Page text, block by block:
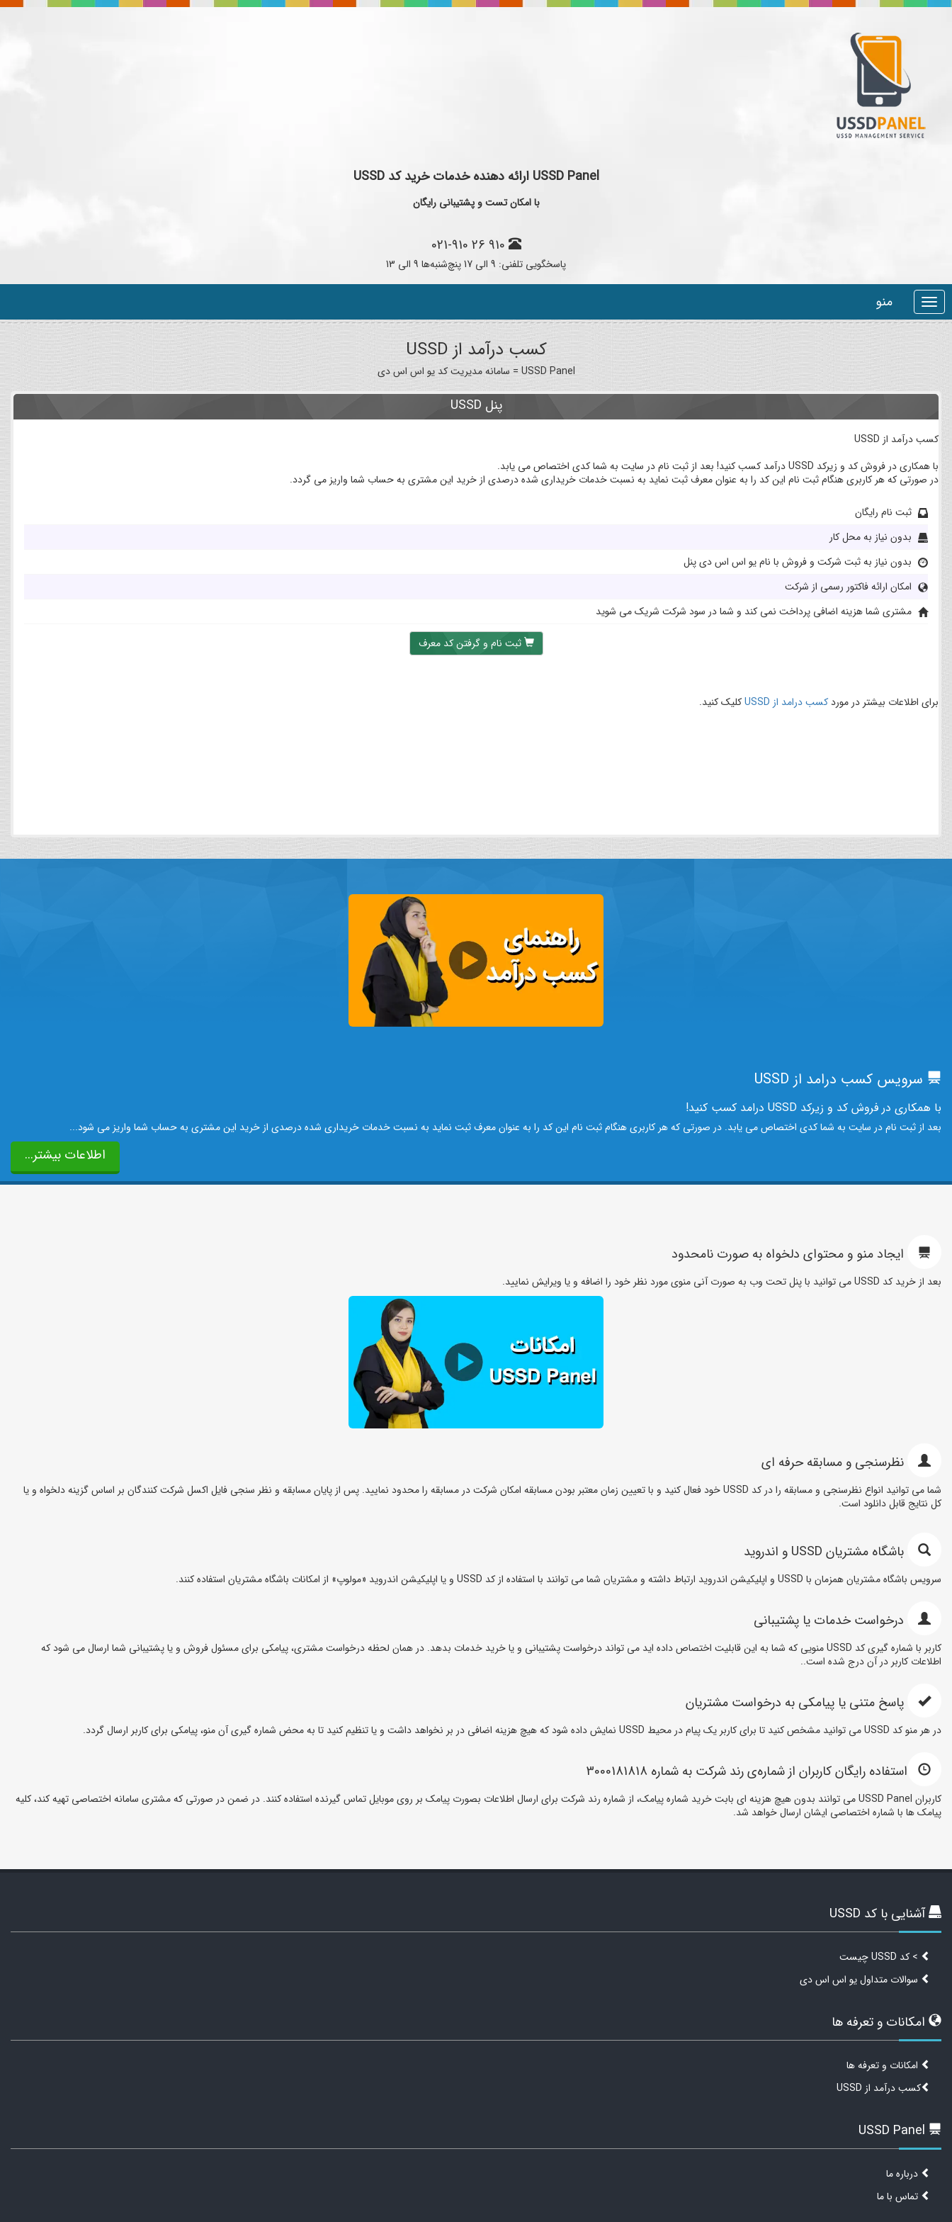
USSD Panel ارائه دهنده خدمات خريد کد USSD
با امکان تست و پشتيباني رايگان
پاسخگویی تلفنی: 9 الی 17 پنچ‌شنبه‌ها 9 الی 13
Toggle
navigation
منو
کسب درآمد از USSD
USSD Panel = سامانه مدیریت کد یو اس اس دی
پنل USSD
کسب درآمد از USSD
با همکاری در فروش کد و زیرکد USSD درآمد کسب کنید! بعد از ثبت نام در سایت به شما کدی اختصاص می یابد.
در صورتی که هر کاربری هنگام ثبت نام این کد را به عنوان معرف ثبت نماید به نسبت خدمات خریداری شده درصدی از خرید این مشتری به حساب شما واریز می گردد.
ثبت نام رایگان
بدون نیاز به محل کار
بدون نیاز به ثبت شرکت و فروش با نام یو اس اس دی پنل
امکان ارائه فاکتور رسمی از شرکت
مشتری شما هزینه اضافی پرداخت نمی کند و شما در سود شرکت شریک می شوید
ثبت نام و گرفتن کد معرف
براي اطلاعات بيشتر در مورد کسب درامد از USSD کليک کنيد.
سرویس کسب درامد از USSD
با همکاری در فروش کد و زیرکد USSD درامد کسب کنید!
بعد از ثبت نام در سایت به شما کدی اختصاص می یابد. در صورتی که هر کاربری هنگام ثبت نام این کد را به عنوان معرف ثبت نماید به نسبت خدمات خریداری شده درصدی از خرید این مشتری به حساب شما واریز می شود...
اطلاعات بیشتر...
ایجاد منو و محتوای دلخواه به صورت نامحدود
بعد از خرید کد USSD می توانید با پنل تحت وب به صورت آنی منوی مورد نظر خود را اضافه و یا ویرایش نمایید.
نظرسنجی و مسابقه حرفه ای
شما می توانید انواع نظرسنجی و مسابقه را در کد USSD خود فعال کنید و با تعیین زمان معتبر بودن مسابقه امکان شرکت در مسابقه را محدود نمایید. پس از پایان مسابقه و نظر سنجی فایل اکسل شرکت کنندگان بر اساس گزینه دلخواه و یا
کل نتایج قابل دانلود است.
باشگاه مشتریان USSD و اندروید
سرویس باشگاه مشتریان همزمان با USSD و اپلیکیشن اندروید ارتباط داشته و مشتریان شما می توانند با استفاده از کد USSD و یا اپلیکیشن اندروید «مولوپ» از امکانات باشگاه مشتریان استفاده کنند.
درخواست خدمات یا پشتیبانی
کاربر با شماره گیری کد USSD منویی که شما به این قابلیت اختصاص داده اید می تواند درخواست پشتیبانی و یا خرید خدمات بدهد. در همان لحظه درخواست مشتری، پیامکی برای مسئول فروش و یا پشتیبانی شما ارسال می شود که
اطلاعات کاربر در آن درج شده است..
پاسخ متنی یا پیامکی به درخواست مشتریان
در هر منو کد USSD می توانید مشخص کنید تا برای کاربر یک پیام در محیط USSD نمایش داده شود که هیچ هزینه اضافی در بر نخواهد داشت و یا تنظیم کنید تا به محض شماره گیری آن منو، پیامکی برای کاربر ارسال گردد.
استفاده رایگان کاربران از شماره‌ی رند شرکت به شماره 3000181818
کاربران USSD Panel می توانند بدون هیچ هزینه ای بابت خرید شماره پیامک، از شماره رند شرکت برای ارسال اطلاعات بصورت پیامک بر روی موبایل تماس گیرنده استفاده کنند. در ضمن در صورتی که مشتری سامانه اختصاصی تهیه کند، کلیه
پیامک ها با شماره اختصاصی ایشان ارسال خواهد شد.
آشنایی با کد USSD
> کد USSD چیست
سوالات متداول یو اس اس دی
امکانات و تعرفه ها
امکانات و تعرفه ها
کسب درآمد از USSD
درباره ما
تماس با ما